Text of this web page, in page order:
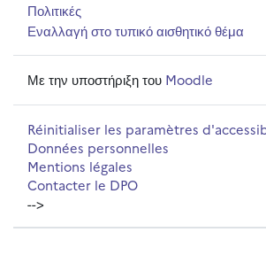
Πολιτικές
Εναλλαγή στο τυπικό αισθητικό θέμα
Με την υποστήριξη του Moodle
Réinitialiser les paramètres
Données personnelles
Mentions légales
Contacter le DPO
-->